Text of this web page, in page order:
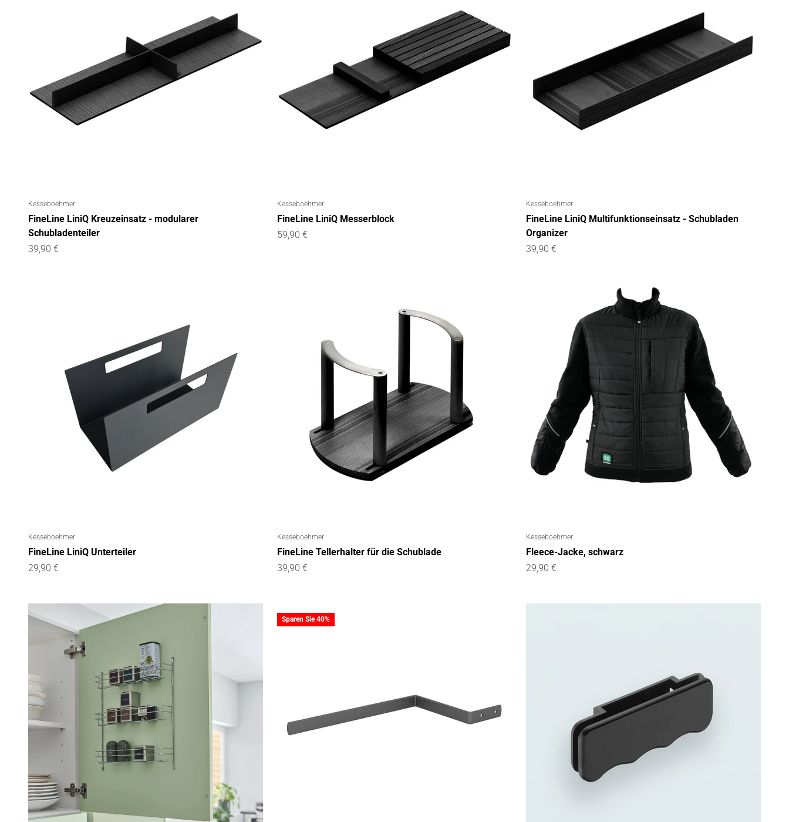
Kesseboehmer
FineLine LiniQ Kreuzeinsatz - modularer
Schubladenteiler
Angebot
39,90 €
Kesseboehmer
FineLine LiniQ Messerblock
Angebot
59,90 €
Kesseboehmer
FineLine LiniQ Multifunktionseinsatz - Schubladen
Organizer
Angebot
39,90 €
Kesseboehmer
FineLine LiniQ Unterteiler
Angebot
29,90 €
Kesseboehmer
FineLine Tellerhalter für die Schublade
Angebot
39,90 €
Kesseboehmer
Fleece-Jacke, schwarz
Angebot
29,90 €
Sparen Sie 40%